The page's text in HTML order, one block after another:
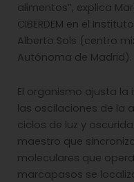
alimentos”, explica
CIBERDEM en el
Alberto Sols (centro
Autónoma de Madrid).
El organismo ajusta
las oscilaciones de la
ciclos de luz y
maestro que
moleculares que
marcapasos se